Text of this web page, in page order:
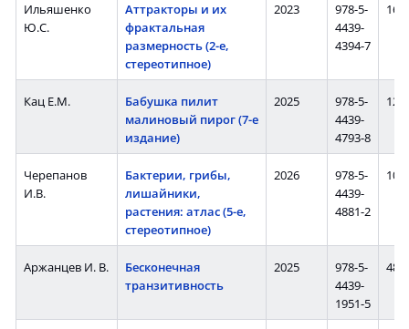
Ильяшенко
Ю.С.
Аттракторы и их
фрактальная
размерность (2-е,
стереотипное)
2023
978-5-
4439-
4394-7
16
Кац Е.М.
Бабушка пилит
малиновый пирог (7-е
издание)
2025
978-5-
4439-
4793-8
12
Черепанов
И.В.
Бактерии, грибы,
лишайники,
растения: атлас (5-е,
стереотипное)
2026
978-5-
4439-
4881-2
104
Аржанцев И. В.
Бесконечная
транзитивность
2025
978-5-
4439-
1951-5
48